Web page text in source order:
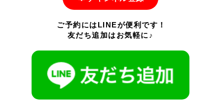
ご予約にはLINEが便利です！
友だち追加はお気軽に♪